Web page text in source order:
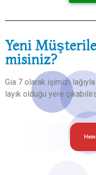
Yeni
misiniz?
Gia 7 olarak işimizi lağıyla
layık olduğu yere